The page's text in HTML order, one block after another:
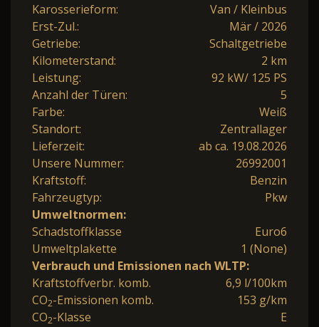
Karosserieform:
Van / Kleinbus
Erst-Zul.:
Mär / 2026
Getriebe:
Schaltgetriebe
Kilometerstand:
2 km
Leistung:
92 kW/ 125 PS
Anzahl der Türen:
5
Farbe:
Weiß
Standort:
Zentrallager
Lieferzeit:
ab ca. 19.08.2026
Unsere Nummer:
26992001
Kraftstoff:
Benzin
Fahrzeugtyp:
Pkw
Umweltnormen:
Schadstoffklasse
Euro6
Umweltplakette
1 (None)
Verbrauch und Emissionen nach WLTP:
Kraftstoffverbr. komb.
6,9 l/100km
CO2-Emissionen komb.
153 g/km
CO2-Klasse E